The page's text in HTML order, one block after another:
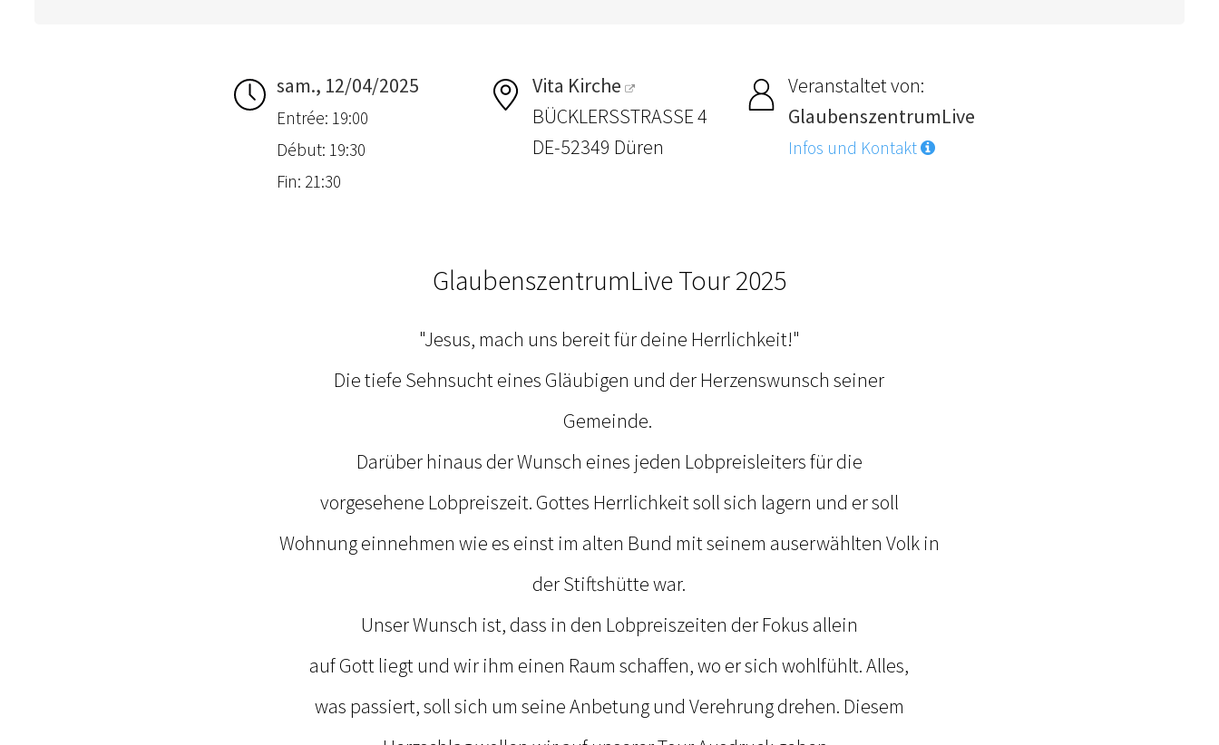
sam., 12/04/2025
Entrée: 19:00
Début: 19:30
Fin: 21:30
Vita Kirche
BÜCKLERSSTRASSE 4
DE-52349 Düren
Veranstaltet von:
GlaubenszentrumLive
Infos und Kontakt
GlaubenszentrumLive Tour 2025
"Jesus, mach uns bereit für deine Herrlichkeit!"
Die tiefe Sehnsucht eines Gläubigen und der Herzenswunsch seiner
Gemeinde.
Darüber hinaus der Wunsch eines jeden Lobpreisleiters für die
vorgesehene Lobpreiszeit. Gottes Herrlichkeit soll sich lagern und er soll
Wohnung einnehmen wie es einst im alten Bund mit seinem auserwählten Volk in
der Stiftshütte war.
Unser Wunsch ist, dass in den Lobpreiszeiten der Fokus allein
auf Gott liegt und wir ihm einen Raum schaffen, wo er sich wohlfühlt. Alles,
was passiert, soll sich um seine Anbetung und Verehrung drehen. Diesem